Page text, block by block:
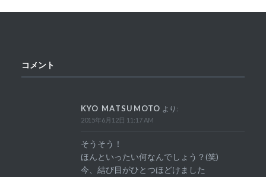
コメント
KYO MATSUMOTO より:
2015年6月12日 11:17 AM
そうそう！
ほんといったい何なんでしょう？(笑)
今、結び目がひとつほどけました